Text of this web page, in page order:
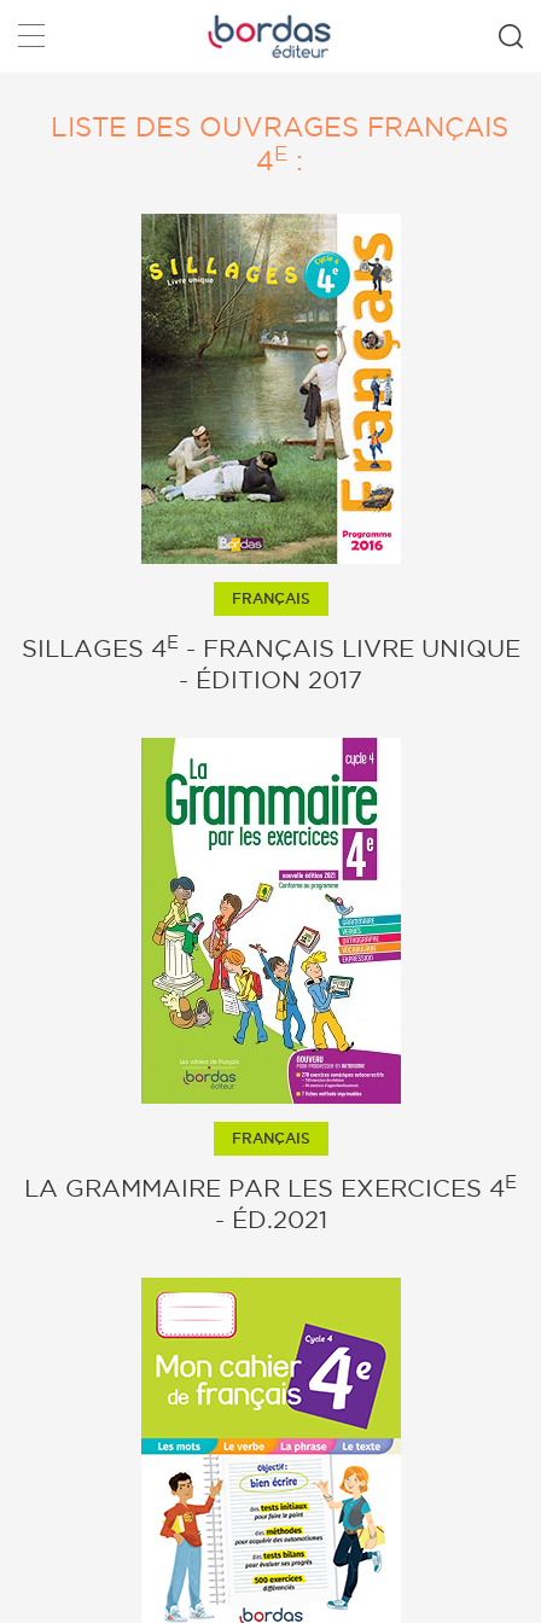
Rechercher
LISTE DES OUVRAGES FRANÇAIS
4E :
FRANÇAIS
SILLAGES 4E- FRANÇAIS LIVRE UNIQUE
- ÉDITION 2017
FRANÇAIS
LA GRAMMAIRE PAR LES EXERCICES 4E
- ÉD.2021